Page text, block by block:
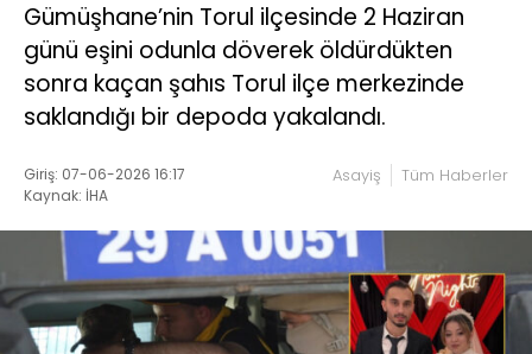
Gümüşhane’nin Torul ilçesinde 2 Haziran
günü eşini odunla döverek öldürdükten
sonra kaçan şahıs Torul ilçe merkezinde
saklandığı bir depoda yakalandı.
Giriş: 07-06-2026 16:17
Kaynak: İHA
Asayiş Tüm Haberler